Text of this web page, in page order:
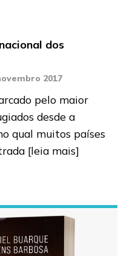
dos
2017
pelo maior
desde a
qual muitos países
[leia mais]